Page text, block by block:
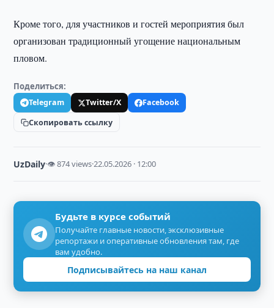
Кроме того, для участников и гостей мероприятия был
организован традиционный угощение национальным
пловом.
Поделиться:
Telegram Twitter/X
Facebook
Скопировать ссылку
UzDaily·👁 874 views·22.05.2026 · 12:00
Будьте в курсе событий
Получайте главные новости, эксклюзивные
репортажи и оперативные обновления там, где
вам удобно.
Подписывайтесь на наш канал